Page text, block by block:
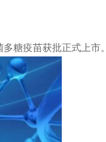
糖疫苗获批正式上市。